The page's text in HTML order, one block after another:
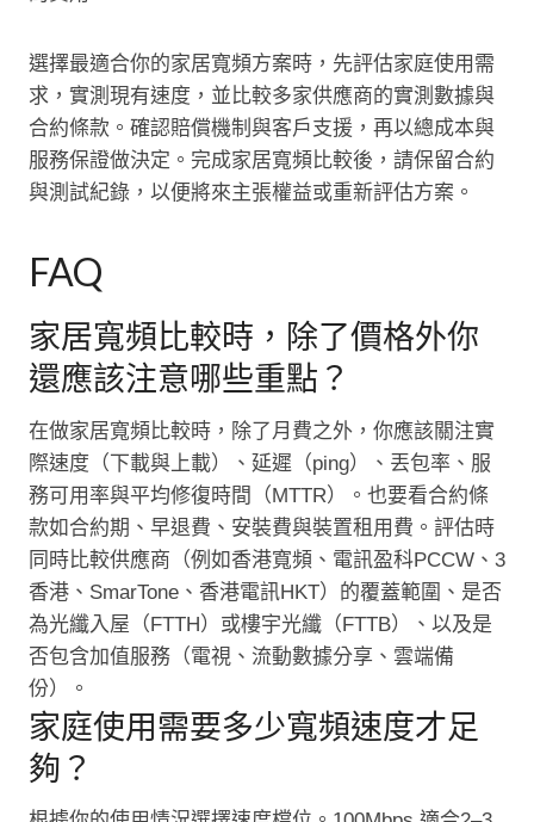
選擇最適合你的家居寬頻方案時，先評估家庭使用需
求，實測現有速度，並比較多家供應商的實測數據與
合約條款。確認賠償機制與客戶支援，再以總成本與
服務保證做決定。完成家居寬頻比較後，請保留合約
與測試紀錄，以便將來主張權益或重新評估方案。
FAQ
家居寬頻比較時，除了價格外你
還應該注意哪些重點？
在做家居寬頻比較時，除了月費之外，你應該關注實
際速度（下載與上載）、延遲（ping）、丟包率、服
務可用率與平均修復時間（MTTR）。也要看合約條
款如合約期、早退費、安裝費與裝置租用費。評估時
同時比較供應商（例如香港寬頻、電訊盈科PCCW、3
香港、SmarTone、香港電訊HKT）的覆蓋範圍、是否
為光纖入屋（FTTH）或樓宇光纖（FTTB）、以及是
否包含加值服務（電視、流動數據分享、雲端備
份）。
家庭使用需要多少寬頻速度才足
夠？